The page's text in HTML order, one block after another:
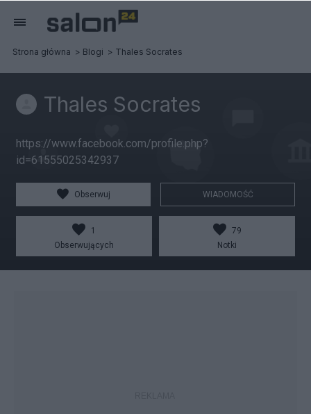
Strona główna Blogi Thales Socrates
Thales Socrates
https://www.facebook.com/profile.php?
id=61555025342937
Obserwuj WIADOMOŚĆ
1
Obserwujących
79
Notki